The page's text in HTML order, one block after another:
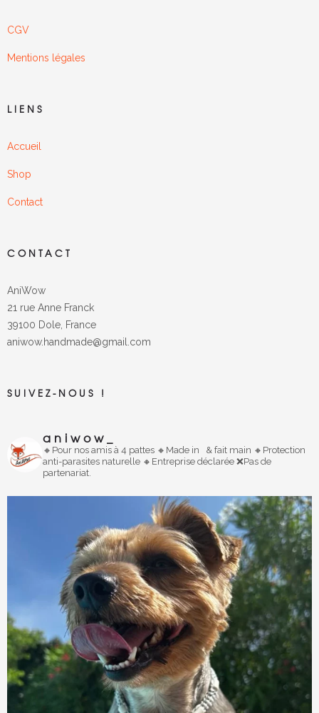
CGV
Mentions légales
LIENS
Accueil
Shop
Contact
CONTACT
AniWow
21 rue Anne Franck
39100 Dole, France
aniwow.handmade@gmail.com
SUIVEZ-NOUS !
aniwow_
🔸️Pour nos amis à 4 pattes 🔸 Made in & fait main 🔸️Protection
anti-parasites naturelle 🔸️Entreprise déclarée ❌Pas de
partenariat.